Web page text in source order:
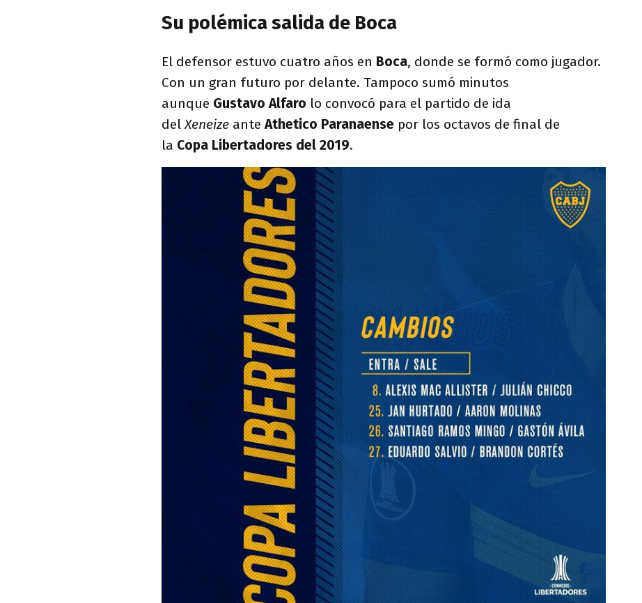
Su polémica salida de Boca
El defensor estuvo cuatro años en Boca, donde se formó como jugador.
Con un gran futuro por delante. Tampoco sumó minutos
aunque Gustavo Alfaro lo convocó para el partido de ida
delXeneize anteAthetico Paranaense por los octavos de final de
la Copa Libertadores del 2019.